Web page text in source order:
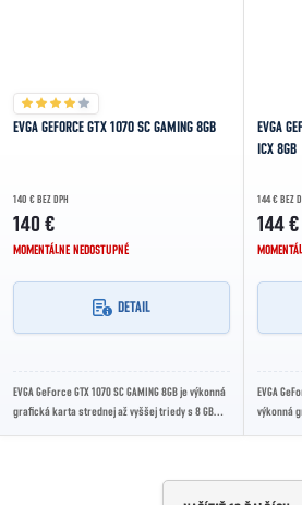
EVGA GEFORCE GTX 1070 SC GAMING 8GB
140 € BEZ DPH
140 €
MOMENTÁLNE NEDOSTUPNÉ
DETAIL
EVGA GeForce GTX 1070 SC GAMING 8GB je výkonná
grafická karta strednej až vyššej triedy s 8 GB
EVGA
ICX 8GB
144 € BEZ
144 €
EVGA
výkonná